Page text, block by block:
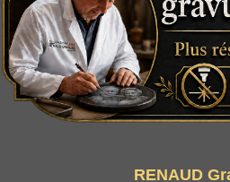
RENAUD